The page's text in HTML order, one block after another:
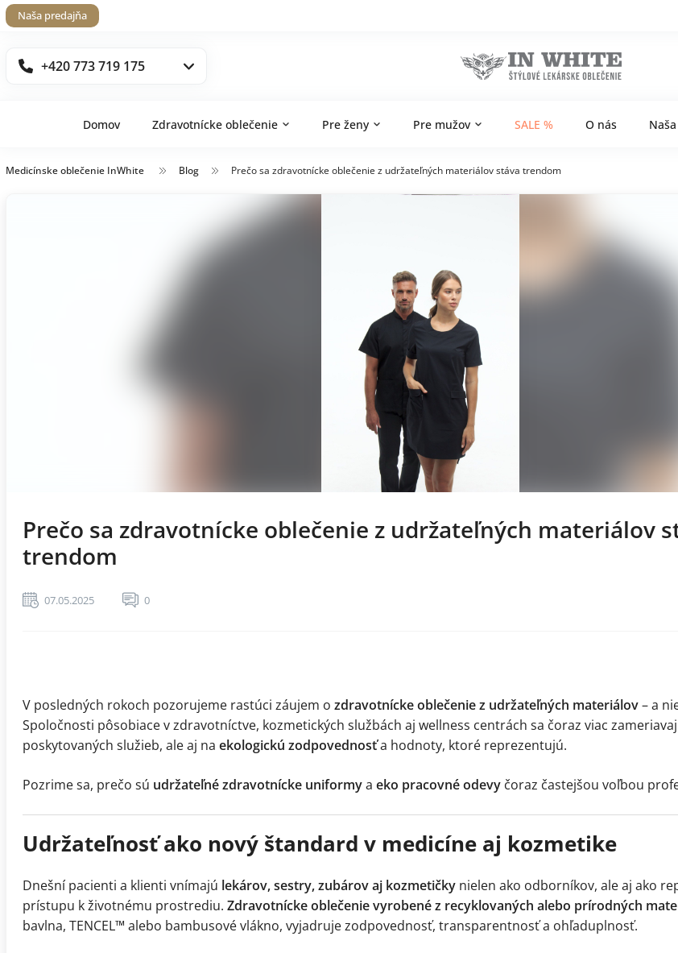
Naša predajňa
+420 773 719 175
Domov Zdravotnícke oblečenie Pre ženy Pre mužov SALE % O nás
Medicínske oblečenie InWhite Blog Prečo sa zdravotnícke oblečenie z udržateľných materiálov stáva trendom
Prečo sa zdravotnícke oblečenie z udržateľných materiálov
trendom
07.05.2025 0
V posledných rokoch pozorujeme rastúci záujem o zdravotnícke oblečenie z udržateľných materiálov– a
Spoločnosti pôsobiace v zdravotníctve, kozmetických službách aj wellness centrách sa čoraz viac
poskytovaných služieb, ale aj na ekologickú zodpovednosťa hodnoty, ktoré reprezentujú.
Pozrime sa, prečo sú udržateľné zdravotnícke uniformya eko pracovné odevy čoraz častejšou voľbou
Udržateľnosť ako nový štandard v medicíne aj kozmetike
Dnešní pacienti a klienti vnímajú lekárov, sestry, zubárov aj kozmetičky nielen ako odborníkov, ale aj ako
prístupu k životnému prostrediu. Zdravotnícke oblečenie vyrobené z recyklovaných alebo prírodných
bavlna, TENCEL™ alebo bambusové vlákno, vyjadruje zodpovednosť, transparentnosť a ohľaduplnosť.